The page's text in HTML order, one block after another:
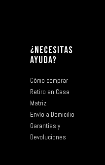
¿NECESITAS
AYUDA?
Cómo comprar
Retiro en Casa
Matriz
Envío a Domicilio
Garantías y
Devoluciones